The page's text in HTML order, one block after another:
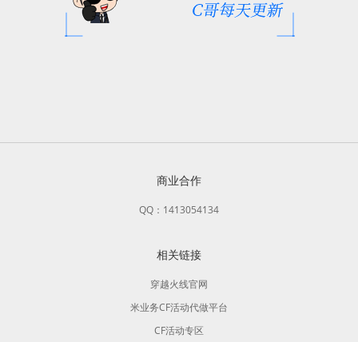
商业合作
QQ：1413054134
相关链接
穿越火线官网
米业务CF活动代做平台
CF活动专区